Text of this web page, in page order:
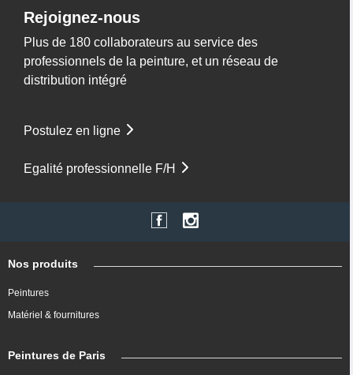
Rejoignez-nous
Plus de 180 collaborateurs au service des
professionnels de la peinture, et un réseau de
distribution intégré
Postulez en ligne
Egalité professionnelle F/H
Nos produits
Peintures
Matériel & fournitures
Peintures de Paris